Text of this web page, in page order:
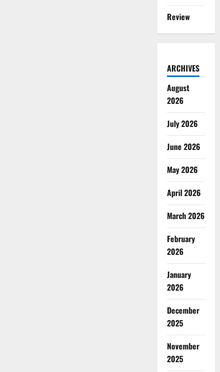
Review
ARCHIVES
August
2026
July 2026
June 2026
May 2026
April 2026
March 2026
February
2026
January
2026
December
2025
November
2025